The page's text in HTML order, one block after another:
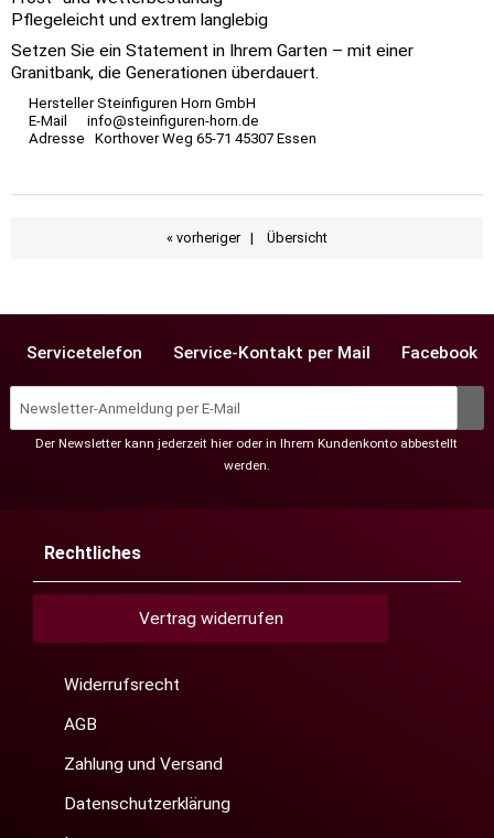
Pflegeleicht und extrem langlebig
Setzen Sie ein Statement in Ihrem Garten – mit einer
Granitbank, die Generationen überdauert.
Hersteller Steinfiguren Horn GmbH
E-Mail info@steinfiguren-horn.de
Adresse Korthover Weg 65-71 45307 Essen
« vorheriger| Übersicht
Servicetelefon Service-Kontakt per Mail Facebook
Der Newsletter kann jederzeit hier oder in Ihrem Kundenkonto abbestellt
werden.
Rechtliches
Vertrag widerrufen
Widerrufsrecht
AGB
Zahlung und Versand
Datenschutzerklärung